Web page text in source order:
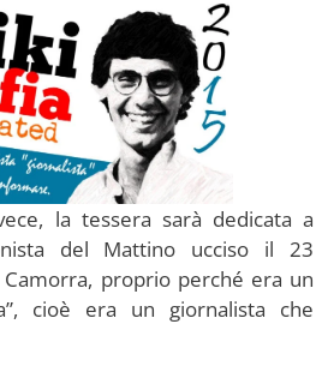
la tessera sarà dedicata a
del Mattino ucciso il 23
proprio perché era un
cioè era un giornalista che